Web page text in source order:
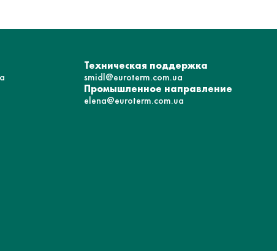
Техническая поддержка
smidl@euroterm.com.ua
Промышленное направление
elena@euroterm.com.ua